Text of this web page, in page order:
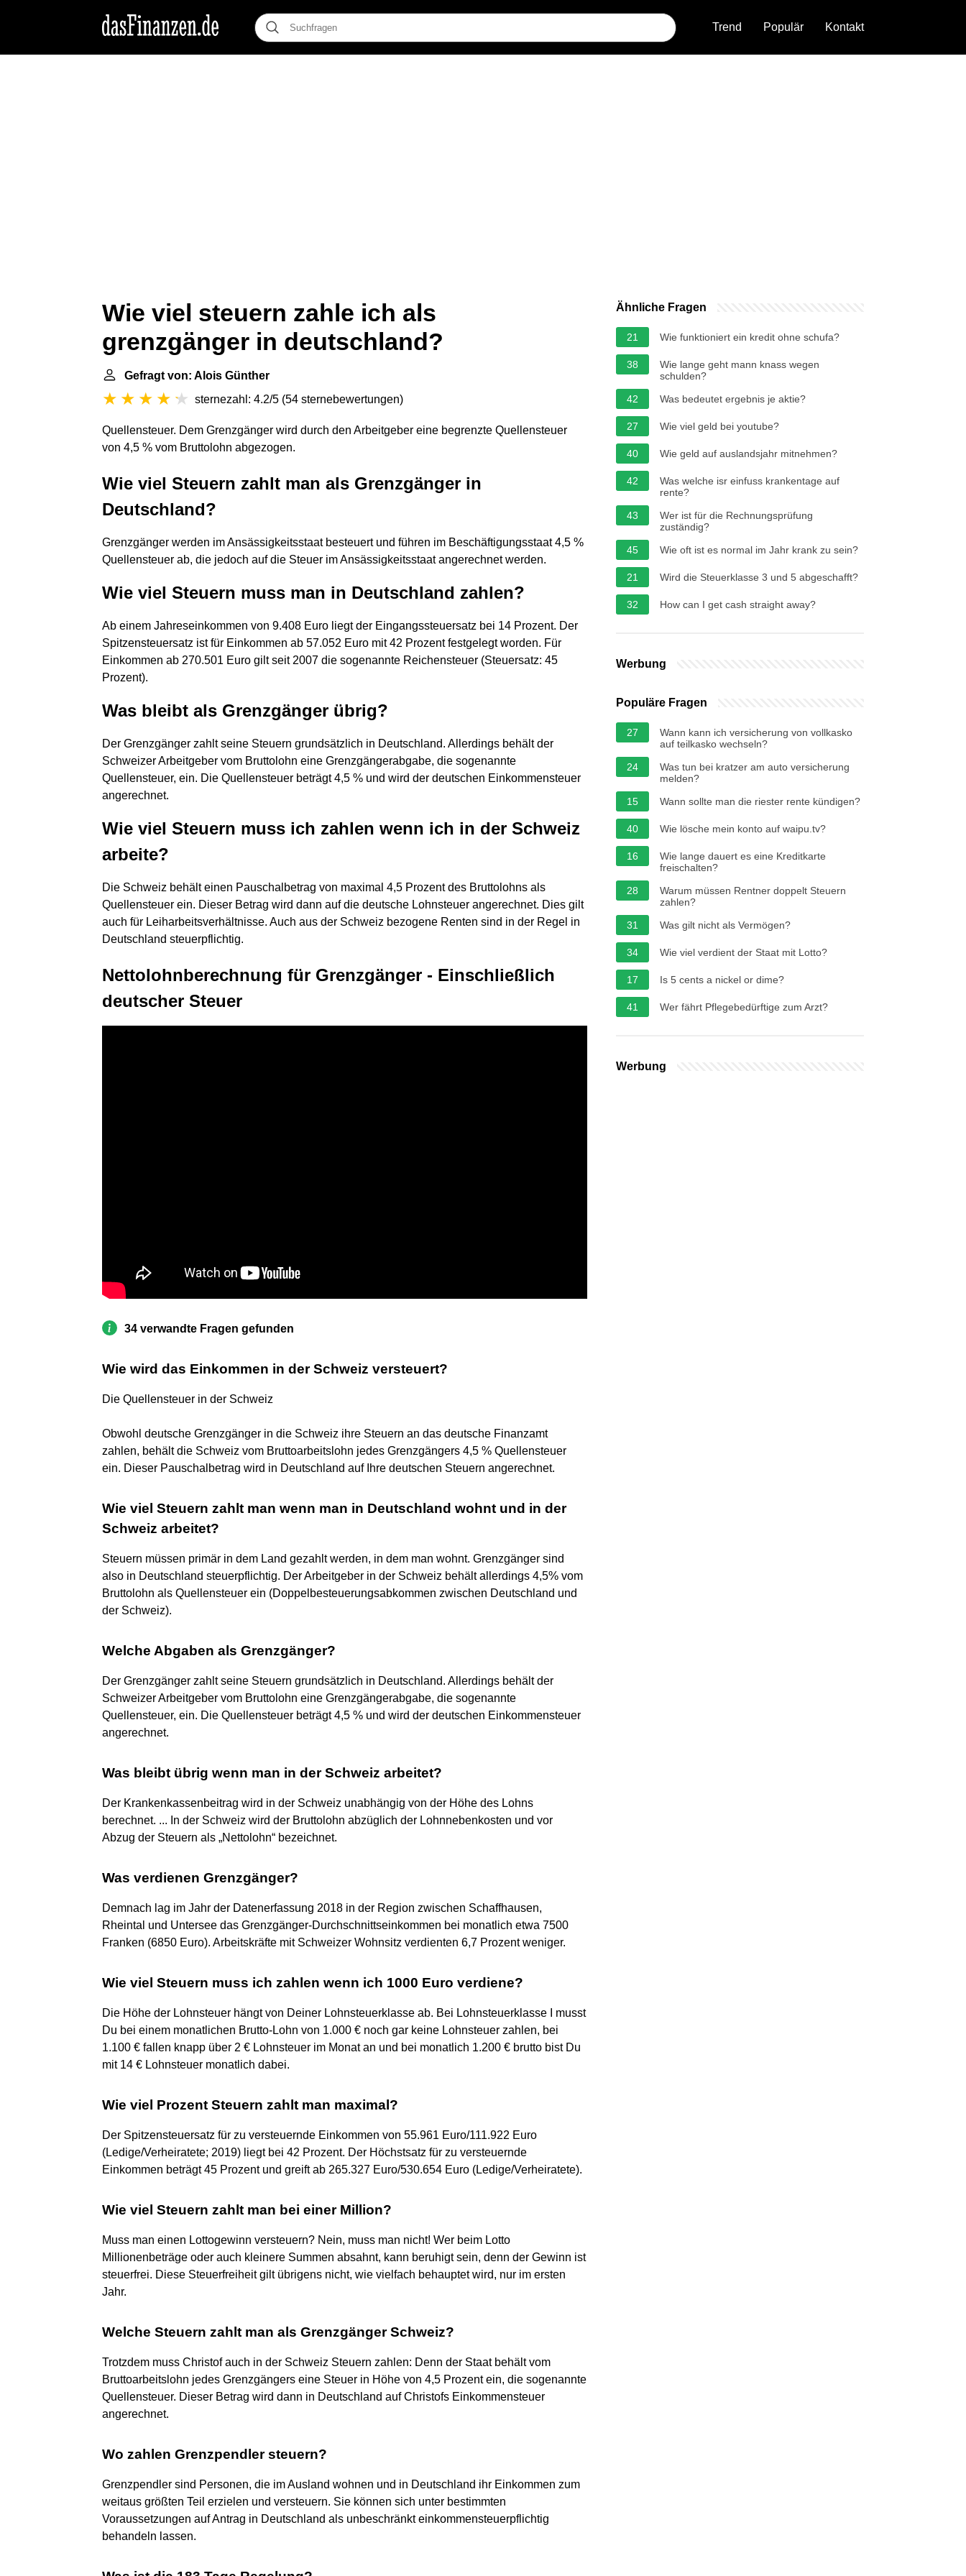
Trend Populär Kontakt
Wie viel steuern zahle ich als
grenzgänger in deutschland?
Gefragt von: Alois Günther
sternezahl: 4.2/5 (54 sternebewertungen)
Quellensteuer. Dem Grenzgänger wird durch den Arbeitgeber eine begrenzte Quellensteuer
von 4,5 % vom Bruttolohn abgezogen.
Wie viel Steuern zahlt man als Grenzgänger in
Deutschland?
Grenzgänger werden im Ansässigkeitsstaat besteuert und führen im Beschäftigungsstaat 4,5 %
Quellensteuer ab, die jedoch auf die Steuer im Ansässigkeitsstaat angerechnet werden.
Wie viel Steuern muss man in Deutschland zahlen?
Ab einem Jahreseinkommen von 9.408 Euro liegt der Eingangssteuersatz bei 14 Prozent. Der
Spitzensteuersatz ist für Einkommen ab 57.052 Euro mit 42 Prozent festgelegt worden. Für
Einkommen ab 270.501 Euro gilt seit 2007 die sogenannte Reichensteuer (Steuersatz: 45
Prozent).
Was bleibt als Grenzgänger übrig?
Der Grenzgänger zahlt seine Steuern grundsätzlich in Deutschland. Allerdings behält der
Schweizer Arbeitgeber vom Bruttolohn eine Grenzgängerabgabe, die sogenannte
Quellensteuer, ein. Die Quellensteuer beträgt 4,5 % und wird der deutschen Einkommensteuer
angerechnet.
Wie viel Steuern muss ich zahlen wenn ich in der Schweiz
arbeite?
Die Schweiz behält einen Pauschalbetrag von maximal 4,5 Prozent des Bruttolohns als
Quellensteuer ein. Dieser Betrag wird dann auf die deutsche Lohnsteuer angerechnet. Dies gilt
auch für Leiharbeitsverhältnisse. Auch aus der Schweiz bezogene Renten sind in der Regel in
Deutschland steuerpflichtig.
Nettolohnberechnung für Grenzgänger - Einschließlich
deutscher Steuer
34 verwandte Fragen gefunden
Wie wird das Einkommen in der Schweiz versteuert?
Die Quellensteuer in der Schweiz
Obwohl deutsche Grenzgänger in die Schweiz ihre Steuern an das deutsche Finanzamt
zahlen, behält die Schweiz vom Bruttoarbeitslohn jedes Grenzgängers 4,5 % Quellensteuer
ein. Dieser Pauschalbetrag wird in Deutschland auf Ihre deutschen Steuern angerechnet.
Wie viel Steuern zahlt man wenn man in Deutschland wohnt und in der
Schweiz arbeitet?
Steuern müssen primär in dem Land gezahlt werden, in dem man wohnt. Grenzgänger sind
also in Deutschland steuerpflichtig. Der Arbeitgeber in der Schweiz behält allerdings 4,5% vom
Bruttolohn als Quellensteuer ein (Doppelbesteuerungsabkommen zwischen Deutschland und
der Schweiz).
Welche Abgaben als Grenzgänger?
Der Grenzgänger zahlt seine Steuern grundsätzlich in Deutschland. Allerdings behält der
Schweizer Arbeitgeber vom Bruttolohn eine Grenzgängerabgabe, die sogenannte
Quellensteuer, ein. Die Quellensteuer beträgt 4,5 % und wird der deutschen Einkommensteuer
angerechnet.
Was bleibt übrig wenn man in der Schweiz arbeitet?
Der Krankenkassenbeitrag wird in der Schweiz unabhängig von der Höhe des Lohns
berechnet. ... In der Schweiz wird der Bruttolohn abzüglich der Lohnnebenkosten und vor
Abzug der Steuern als „Nettolohn“ bezeichnet.
Was verdienen Grenzgänger?
Demnach lag im Jahr der Datenerfassung 2018 in der Region zwischen Schaffhausen,
Rheintal und Untersee das Grenzgänger-Durchschnittseinkommen bei monatlich etwa 7500
Franken (6850 Euro). Arbeitskräfte mit Schweizer Wohnsitz verdienten 6,7 Prozent weniger.
Wie viel Steuern muss ich zahlen wenn ich 1000 Euro verdiene?
Die Höhe der Lohnsteuer hängt von Deiner Lohnsteuerklasse ab. Bei Lohnsteuerklasse I musst
Du bei einem monatlichen Brutto-Lohn von 1.000 € noch gar keine Lohnsteuer zahlen, bei
1.100 € fallen knapp über 2 € Lohnsteuer im Monat an und bei monatlich 1.200 € brutto bist Du
mit 14 € Lohnsteuer monatlich dabei.
Wie viel Prozent Steuern zahlt man maximal?
Der Spitzensteuersatz für zu versteuernde Einkommen von 55.961 Euro/111.922 Euro
(Ledige/Verheiratete; 2019) liegt bei 42 Prozent. Der Höchstsatz für zu versteuernde
Einkommen beträgt 45 Prozent und greift ab 265.327 Euro/530.654 Euro (Ledige/Verheiratete).
Wie viel Steuern zahlt man bei einer Million?
Muss man einen Lottogewinn versteuern? Nein, muss man nicht! Wer beim Lotto
Millionenbeträge oder auch kleinere Summen absahnt, kann beruhigt sein, denn der Gewinn ist
steuerfrei. Diese Steuerfreiheit gilt übrigens nicht, wie vielfach behauptet wird, nur im ersten
Jahr.
Welche Steuern zahlt man als Grenzgänger Schweiz?
Trotzdem muss Christof auch in der Schweiz Steuern zahlen: Denn der Staat behält vom
Bruttoarbeitslohn jedes Grenzgängers eine Steuer in Höhe von 4,5 Prozent ein, die sogenannte
Quellensteuer. Dieser Betrag wird dann in Deutschland auf Christofs Einkommensteuer
angerechnet.
Wo zahlen Grenzpendler steuern?
Grenzpendler sind Personen, die im Ausland wohnen und in Deutschland ihr Einkommen zum
weitaus größten Teil erzielen und versteuern. Sie können sich unter bestimmten
Voraussetzungen auf Antrag in Deutschland als unbeschränkt einkommensteuerpflichtig
behandeln lassen.
Ähnliche Fragen
21 Wie funktioniert ein kredit ohne schufa?
38
Wie lange geht mann knass wegen
schulden?
42
Was bedeutet ergebnis je aktie?
27 Wie viel geld bei youtube?
40 Wie geld auf auslandsjahr mitnehmen?
42
Was welche isr einfuss krankentage auf
rente?
43
Wer ist für die Rechnungsprüfung
zuständig?
45
Wie oft ist es normal im Jahr krank zu sein?
21 Wird die Steuerklasse 3 und 5 abgeschafft?
32 How can I get cash straight away?
Werbung
Populäre Fragen
27
Wann kann ich versicherung von vollkasko
auf teilkasko wechseln?
24
Was tun bei kratzer am auto versicherung
melden?
15
Wann sollte man die riester rente kündigen?
40 Wie lösche mein konto auf waipu.tv?
16
Wie lange dauert es eine Kreditkarte
freischalten?
28
Warum müssen Rentner doppelt Steuern
zahlen?
31
Was gilt nicht als Vermögen?
34 Wie viel verdient der Staat mit Lotto?
17 Is 5 cents a nickel or dime?
41 Wer fährt Pflegebedürftige zum Arzt?
Werbung